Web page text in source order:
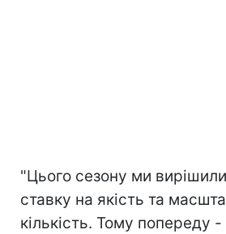
"Цього сезону ми
ставку на якість та
кількість. Тому попереду -